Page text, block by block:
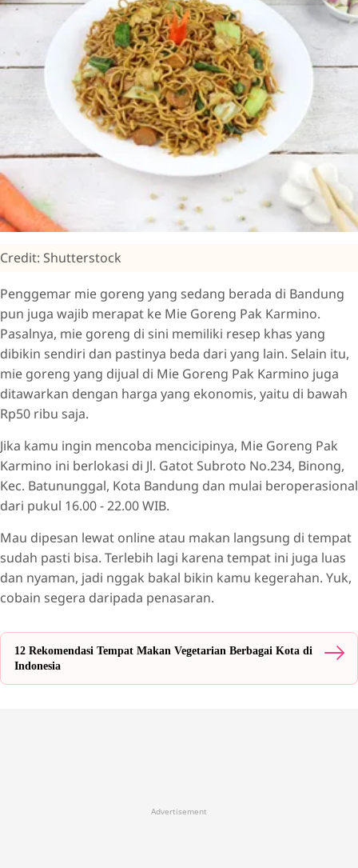
Credit: Shutterstock
Penggemar mie goreng yang sedang berada di Bandung
pun juga wajib merapat ke Mie Goreng Pak Karmino.
Pasalnya, mie goreng di sini memiliki resep khas yang
dibikin sendiri dan pastinya beda dari yang lain. Selain itu,
mie goreng yang dijual di Mie Goreng Pak Karmino juga
ditawarkan dengan harga yang ekonomis, yaitu di bawah
Rp50 ribu saja.
Jika kamu ingin mencoba mencicipinya, Mie Goreng Pak
Karmino ini berlokasi di Jl. Gatot Subroto No.234, Binong,
Kec. Batununggal, Kota Bandung dan mulai beroperasional
dari pukul 16.00 - 22.00 WIB.
Mau dipesan lewat online atau makan langsung di tempat
sudah pasti bisa. Terlebih lagi karena tempat ini juga luas
dan nyaman, jadi nggak bakal bikin kamu kegerahan. Yuk,
cobain segera daripada penasaran.
12 Rekomendasi Tempat Makan Vegetarian Berbagai Kota di
Indonesia
Advertisement